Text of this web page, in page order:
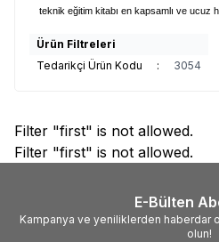
teknik eğitim kitabı en kapsamlı ve ucuz
Ürün Filtreleri
Tedarikçi Ürün Kodu
: 3054
Filter "first" is not allowed.
Filter "first" is not allowed.
E-Bülten
Kampanya ve yeniliklerden haberdar
olun!